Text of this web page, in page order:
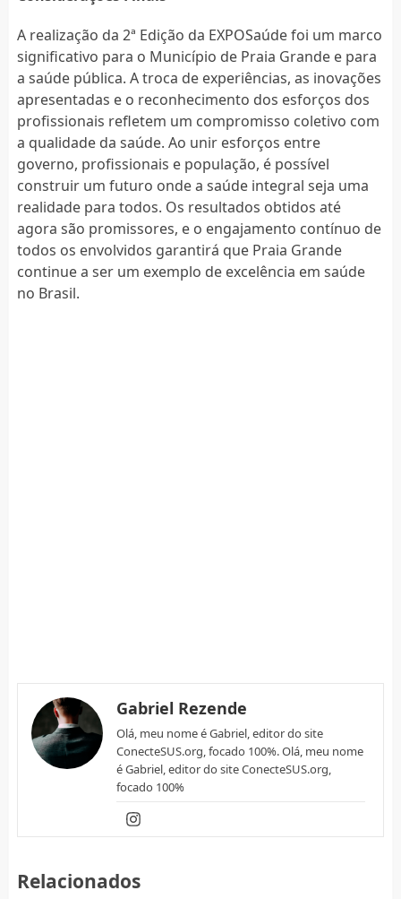
A realização da 2ª Edição da EXPOSaúde foi um marco
significativo para o Município de Praia Grande e para
a saúde pública. A troca de experiências, as inovações
apresentadas e o reconhecimento dos esforços dos
profissionais refletem um compromisso coletivo com
a qualidade da saúde. Ao unir esforços entre
governo, profissionais e população, é possível
construir um futuro onde a saúde integral seja uma
realidade para todos. Os resultados obtidos até
agora são promissores, e o engajamento contínuo de
todos os envolvidos garantirá que Praia Grande
continue a ser um exemplo de excelência em saúde
no Brasil.
Gabriel Rezende
Olá, meu nome é Gabriel, editor do site
ConecteSUS.org, focado 100%. Olá, meu nome
é Gabriel, editor do site ConecteSUS.org,
focado 100%
Relacionados